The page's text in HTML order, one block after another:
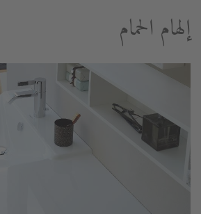
إلهام الحمام